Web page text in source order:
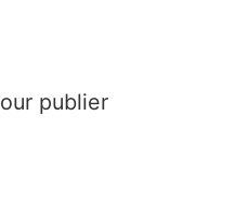
publier